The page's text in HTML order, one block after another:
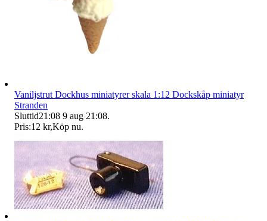
Vaniljstrut Dockhus miniatyrer skala 1:12 Dockskåp miniatyr
Stranden
Sluttid21:08 9 aug 21:08.
Pris:12 kr,Köp nu.